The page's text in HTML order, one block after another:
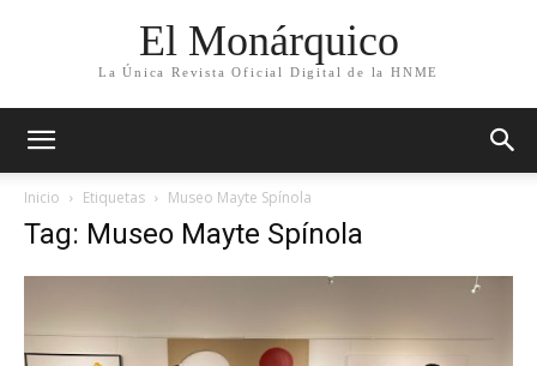
El Monárquico
La Única Revista Oficial Digital de la HNME
Inicio Etiquetas Museo Mayte Spínola
Tag: Museo Mayte Spínola